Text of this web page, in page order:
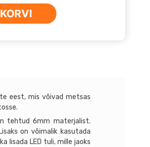
eest, mis võivad metsas
tehtud 6mm materjalist.
on võimalik kasutada
lisada LED tuli, mille jaoks